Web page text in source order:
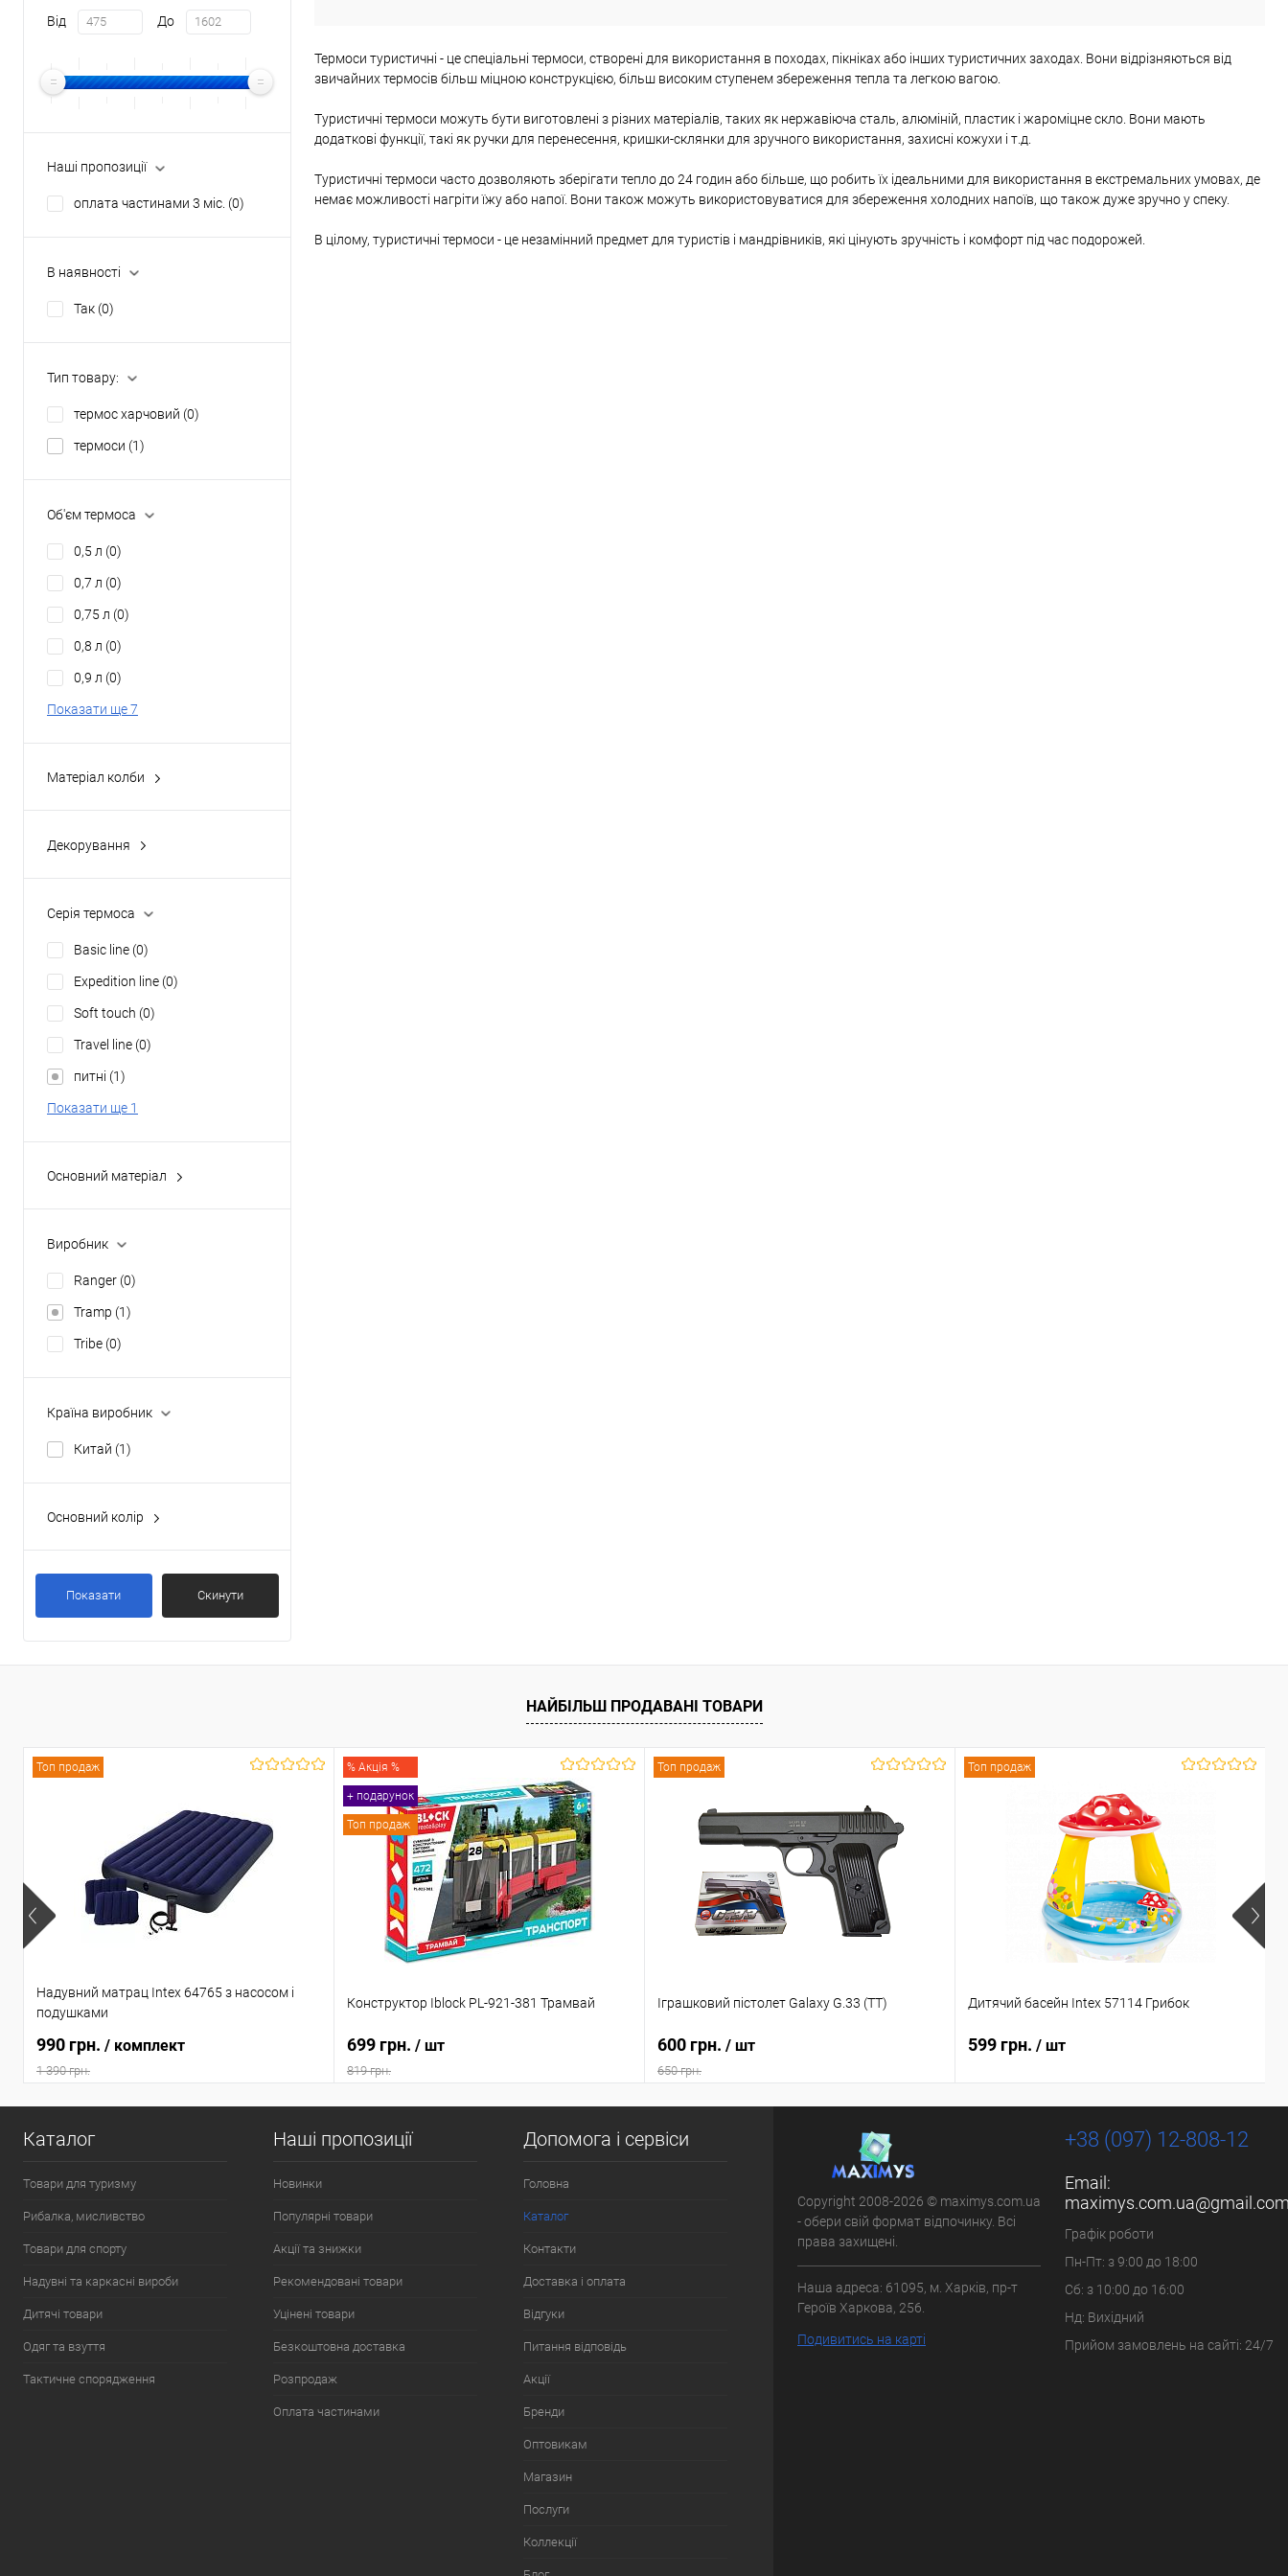
Від До
Наші пропозиції
оплата частинами 3 міс. (0)
В наявності
Так (0)
Тип товару:
термос харчовий (0)
термоси (1)
Об'єм термоса
0,5 л (0)
0,7 л (0)
0,75 л (0)
0,8 л (0)
0,9 л (0)
Показати ще 7
Матеріал колби
Декорування
Серія термоса
Basic line (0)
Expedition line (0)
Soft touch (0)
Travel line (0)
питні (1)
Показати ще 1
Основний матеріал
Виробник
Ranger (0)
Tramp (1)
Tribe (0)
Країна виробник
Китай (1)
Основний колір
Показати Скинути
Термоси туристичні - це спеціальні термоси, створені для використання в походах, пікніках або інших туристичних заходах. Вони відрізняються від
звичайних термосів більш міцною конструкцією, більш високим ступенем збереження тепла та легкою вагою.
Туристичні термоси можуть бути виготовлені з різних матеріалів, таких як нержавіюча сталь, алюміній, пластик і жароміцне скло. Вони мають
додаткові функції, такі як ручки для перенесення, кришки-склянки для зручного використання, захисні кожухи і т.д.
Туристичні термоси часто дозволяють зберігати тепло до 24 годин або більше, що робить їх ідеальними для використання в екстремальних умовах, де
немає можливості нагріти їжу або напої. Вони також можуть використовуватися для збереження холодних напоїв, що також дуже зручно у спеку.
В цілому, туристичні термоси - це незамінний предмет для туристів і мандрівників, які цінують зручність і комфорт під час подорожей.
НАЙБІЛЬШ ПРОДАВАНІ ТОВАРИ
Топ продаж
Надувний матрац Intex 64765 з насосом і
подушками
990 грн. / комплект
1 390 грн.
% Акція %
+ подарунок
Топ продаж
Конструктор Iblock PL-921-381 Трамвай
699 грн. / шт
819 грн.
Топ продаж
Іграшковий пістолет Galaxy G.33 (TT)
600 грн. / шт
650 грн.
Топ продаж
Дитячий басейн Intex 57114 Грибок
599 грн. / шт
Каталог
Товари для туризму
Рибалка, мисливство
Товари для спорту
Надувні та каркасні вироби
Дитячі товари
Одяг та взуття
Тактичне спорядження
Наші пропозиції
Новинки
Популярні товари
Акції та знижки
Рекомендовані товари
Уцінені товари
Безкоштовна доставка
Розпродаж
Оплата частинами
Допомога і сервіси
Головна
Каталог
Контакти
Доставка і оплата
Відгуки
Питання відповідь
Акції
Бренди
Оптовикам
Магазин
Послуги
Коллекції
Copyright 2008-2026 © maximys.com.ua
- обери свій формат відпочинку. Всі
права захищені.
Наша адреса: 61095, м. Харків, пр-т
Героїв Харкова, 256.
Подивитись на карті
+38 (097) 12-808-12
Email:
Графік роботи
Пн-Пт: з 9:00 до 18:00
Сб: з 10:00 до 16:00
Нд: Вихідний
Прийом замовлень на сайті: 24/7